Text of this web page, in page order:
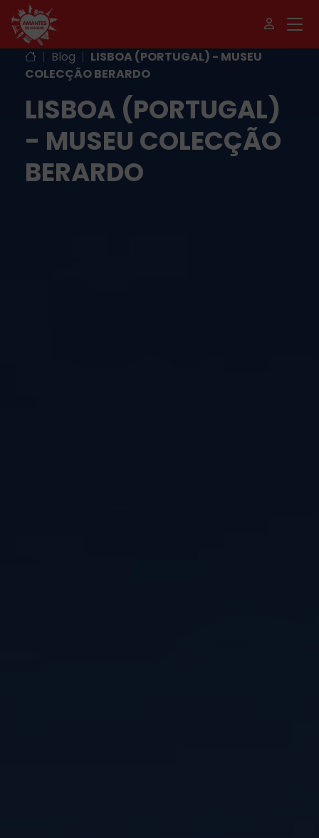
| Blog | LISBOA (PORTUGAL) - MUSEU
COLECÇÃO BERARDO
LISBOA (PORTUGAL)
- MUSEU COLECÇÃO
BERARDO